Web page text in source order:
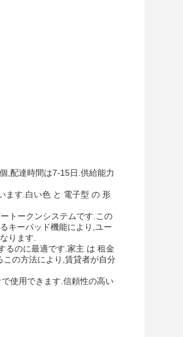
,配達時間は7-15日.供給能力
ます.白い色 と 電子型 の 形
トークンシステムです.この
キーパッド機能により,ユー
ります.
るのに最適です.家主 は 租金
の方法により,賃貸者が自分
使用できます.信頼性の高い